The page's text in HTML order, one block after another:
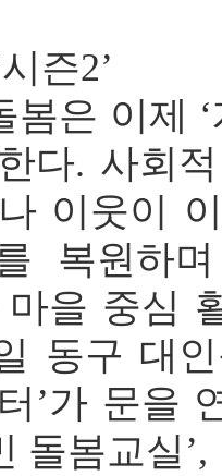
즌2’
은 이제
다. 사회
이웃이
복원하
마을 중심
동구 대
’가 문을
돌봄교실